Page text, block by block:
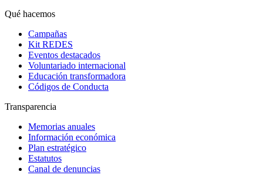
Qué hacemos
Campañas
Kit REDES
Eventos destacados
Voluntariado internacional
Educación transformadora
Códigos de Conducta
Transparencia
Memorias anuales
Información económica
Plan estratégico
Estatutos
Canal de denuncias